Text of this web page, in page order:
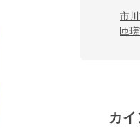
市
匝
カ